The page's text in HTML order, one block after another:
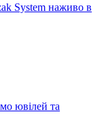
System наживо в
ювілей та